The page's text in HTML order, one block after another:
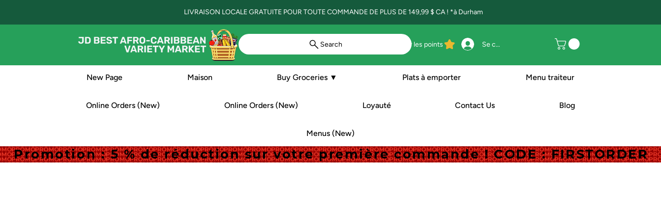
LIVRAISON LOCALE GRATUITE POUR TOUTE COMMANDE DE PLUS DE 149,99 $ CA ! *à Durham
Voir les points Se connecter
Search
New Page Maison Buy Groceries ▼ Plats à emporter Menu traiteur
Online Orders (New) Online Orders (New) Loyauté Contact Us Blog
Menus (New)
Promotion : 5 % de réduction sur votre première commande ! CODE : FIRSTORDER
Promotion : 5 % de réduction sur votre première commande ! CODE : FIRSTORDER